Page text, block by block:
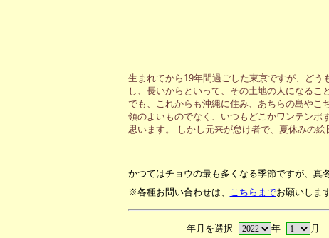
生まれてから19年間過ごした東京ですが、ど
し、長いからといって、その土地の人になるこ
でも、これからも沖縄に住み、あちらの島やこ
領のよいものでなく、いつもどこかワンテンポ
思います。 しかし元来が怠け者で、夏休みの
かつてはチョウの最も多くなる季節ですが、真
※各種お問い合わせは、 こちらまでお願いします
年月を選択 年 月